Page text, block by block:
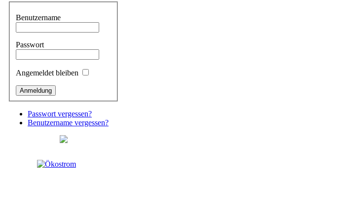
Benutzername
Passwort
Angemeldet bleiben
Passwort vergessen?
Benutzername vergessen?